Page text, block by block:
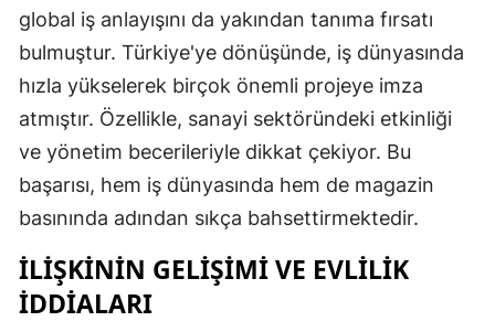
global iş anlayışını da yakından tanıma fırsatı
bulmuştur. Türkiye'ye dönüşünde, iş dünyasında
hızla yükselerek birçok önemli projeye imza
atmıştır. Özellikle, sanayi sektöründeki etkinliği
ve yönetim becerileriyle dikkat çekiyor. Bu
başarısı, hem iş dünyasında hem de magazin
basınında adından sıkça bahsettirmektedir.
İLIŞKININ GELIŞIMI VE EVLILIK
İDDIALARI